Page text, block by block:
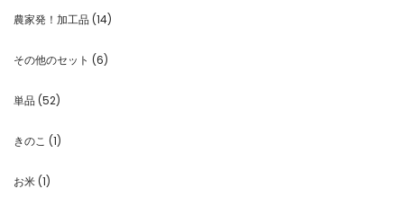
農家発！加工品 (14)
その他のセット (6)
単品 (52)
きのこ (1)
お米 (1)